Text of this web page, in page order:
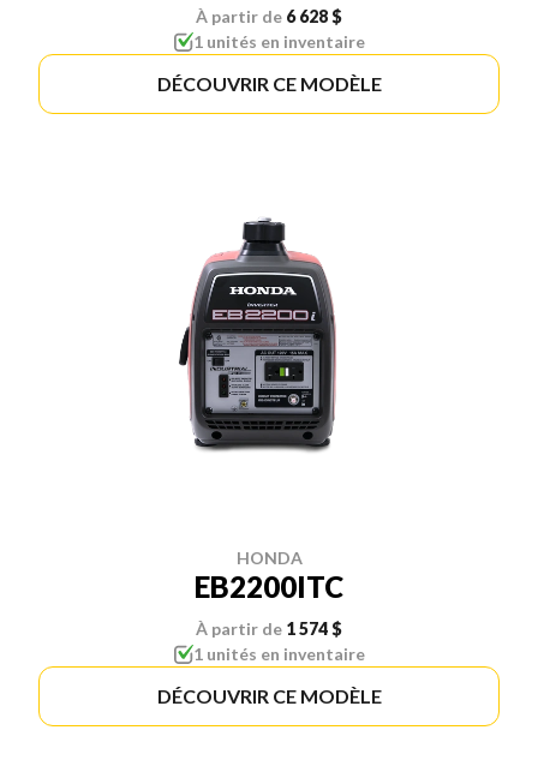
À partir de 6 628 $
1 unités en inventaire
DÉCOUVRIR CE MODÈLE
HONDA
EB2200ITC
À partir de 1 574 $
1 unités en inventaire
DÉCOUVRIR CE MODÈLE